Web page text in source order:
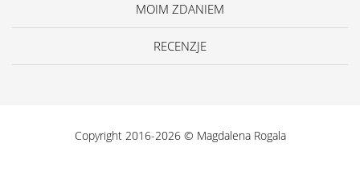
MOIM ZDANIEM
RECENZJE
Copyright 2016-2026 © Magdalena Rogala